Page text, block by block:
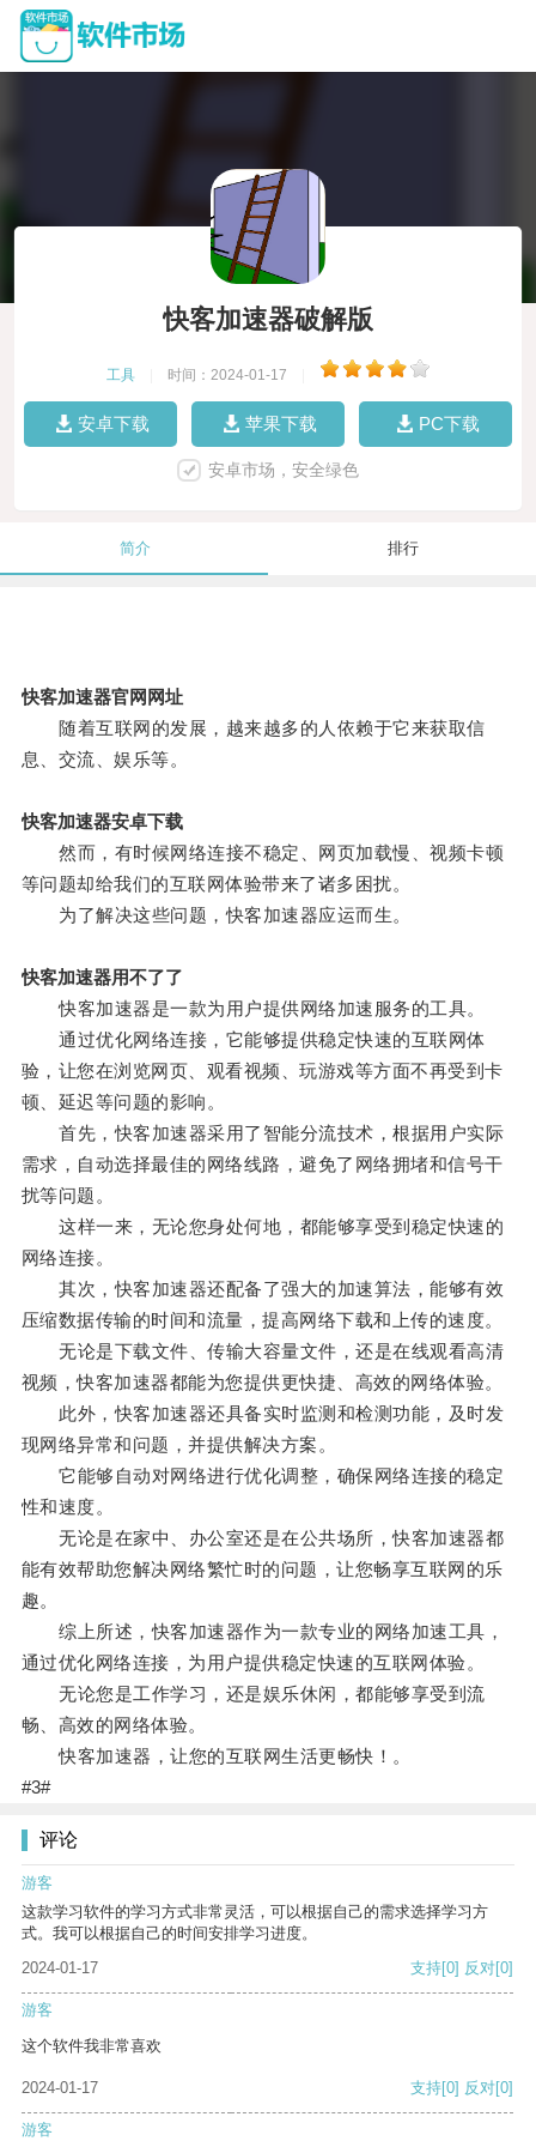
快客加速器破解版
工具 时间：2024-01-17
安卓下载 苹果下载 PC下载
安卓市场，安全绿色
简介 排行
快客加速器官网网址
随着互联网的发展，越来越多的人依赖于它来获取信
息、交流、娱乐等。
快客加速器安卓下载
然而，有时候网络连接不稳定、网页加载慢、视频卡顿
等问题却给我们的互联网体验带来了诸多困扰。
为了解决这些问题，快客加速器应运而生。
快客加速器用不了了
快客加速器是一款为用户提供网络加速服务的工具。
通过优化网络连接，它能够提供稳定快速的互联网体
验，让您在浏览网页、观看视频、玩游戏等方面不再受到卡
顿、延迟等问题的影响。
首先，快客加速器采用了智能分流技术，根据用户实际
需求，自动选择最佳的网络线路，避免了网络拥堵和信号干
扰等问题。
这样一来，无论您身处何地，都能够享受到稳定快速的
网络连接。
其次，快客加速器还配备了强大的加速算法，能够有效
压缩数据传输的时间和流量，提高网络下载和上传的速度。
无论是下载文件、传输大容量文件，还是在线观看高清
视频，快客加速器都能为您提供更快捷、高效的网络体验。
此外，快客加速器还具备实时监测和检测功能，及时发
现网络异常和问题，并提供解决方案。
它能够自动对网络进行优化调整，确保网络连接的稳定
性和速度。
无论是在家中、办公室还是在公共场所，快客加速器都
能有效帮助您解决网络繁忙时的问题，让您畅享互联网的乐
趣。
综上所述，快客加速器作为一款专业的网络加速工具，
通过优化网络连接，为用户提供稳定快速的互联网体验。
无论您是工作学习，还是娱乐休闲，都能够享受到流
畅、高效的网络体验。
快客加速器，让您的互联网生活更畅快！。
#3#
评论
游客
这款学习软件的学习方式非常灵活，可以根据自己的需求选择学习方
式。我可以根据自己的时间安排学习进度。
2024-01-17
支持[0] 反对[0]
游客
这个软件我非常喜欢
2024-01-17 支持[0] 反对[0]
游客